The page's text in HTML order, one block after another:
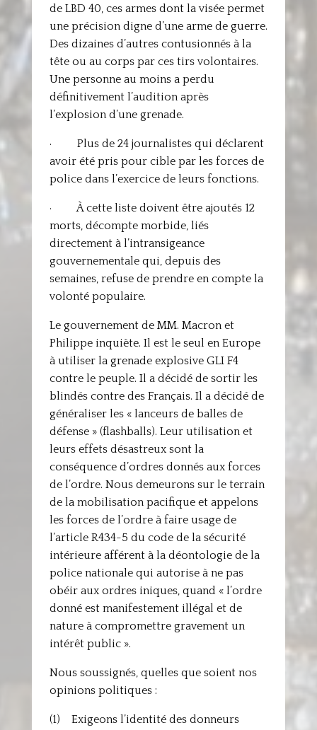
de LBD 40, ces armes dont la visée permet
une précision digne d’une arme de guerre.
Des dizaines d’autres contusionnés à la
tête ou au corps par ces tirs volontaires.
Une personne au moins a perdu
définitivement l’audition après
l’explosion d’une grenade.
· Plus de 24 journalistes qui déclarent
avoir été pris pour cible par les forces de
police dans l’exercice de leurs fonctions.
· À cette liste doivent être ajoutés 12
morts, décompte morbide, liés
directement à l’intransigeance
gouvernementale qui, depuis des
semaines, refuse de prendre en compte la
volonté populaire.
Le gouvernement de MM. Macron et
Philippe inquiète. Il est le seul en Europe
à utiliser la grenade explosive GLI F4
contre le peuple. Il a décidé de sortir les
blindés contre des Français. Il a décidé de
généraliser les « lanceurs de balles de
défense » (flashballs). Leur utilisation et
leurs effets désastreux sont la
conséquence d’ordres donnés aux forces
de l’ordre. Nous demeurons sur le terrain
de la mobilisation pacifique et appelons
les forces de l’ordre à faire usage de
l’article R434-5 du code de la sécurité
intérieure afférent à la déontologie de la
police nationale qui autorise à ne pas
obéir aux ordres iniques, quand « l’ordre
donné est manifestement illégal et de
nature à compromettre gravement un
intérêt public ».
Nous soussignés, quelles que soient nos
opinions politiques :
(1) Exigeons l’identité des donneurs